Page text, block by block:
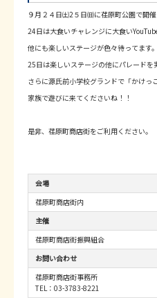
９月２４日㈯2５日㈰に荏原町公園で開催
24日は大食いチャレンジに大食い
他にも楽しいステージが色々待ってます。
25日は楽しいステージの他にパレードを
さらに源氏前小学校グランドで「かけっ
家族で遊びに来てくださいね！！
是非、荏原町商店街をご利用ください。
会場
荏原町商店街内
主催
荏原町商店街振興組合
お問い合わせ
荏原町商店街事務所
TEL：03-3783-8221